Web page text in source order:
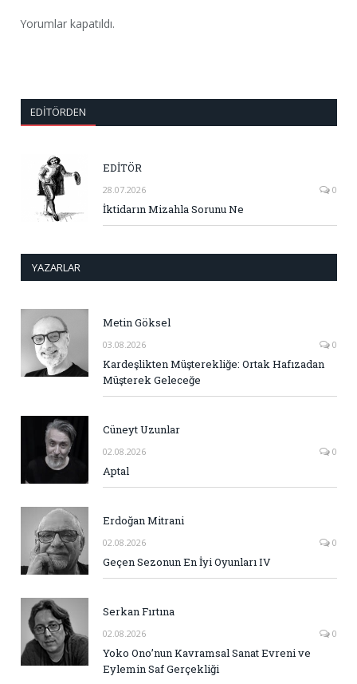
Yorumlar kapatıldı.
EDITÖRDEN
EDİTÖR
28.07.2026 0
İktidarın Mizahla Sorunu Ne
YAZARLAR
Metin Göksel
03.08.2026 0
Kardeşlikten Müşterekliğe: Ortak Hafızadan
Müşterek Geleceğe
Cüneyt Uzunlar
02.08.2026 0
Aptal
Erdoğan Mitrani
02.08.2026 0
Geçen Sezonun En İyi Oyunları IV
Serkan Fırtına
02.08.2026 0
Yoko Ono’nun Kavramsal Sanat Evreni ve
Eylemin Saf Gerçekliği